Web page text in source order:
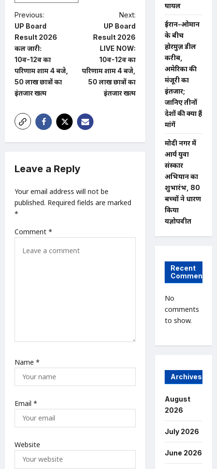
P
o
s
t
n
a
i
t
o
n
Previous:
UP Board
Result 2026
कल जारी:
10वीं-12वीं का
परिणाम शाम 4 बजे,
50 लाख छात्रों का
इंतजार खत्म
Next:
UP Board
Result 2026
LIVE NOW:
10वीं-12वीं का
परिणाम शाम 4 बजे,
50 लाख छात्रों का
इंतजार खत्म
Leave a Reply
Your email address will not be
published. Required fields are marked
*
Comment *
Name *
Email *
Website
घायल
ईरान-ओमान
के बीच
होरमुज़ डील
करीब,
अमेरिका की
मंजूरी का
इंतजार;
जानिए तीनों
देशों की क्या हैं
मांगें
मोदी नगर में
आर्य युवा
संस्कार
अभियान का
शुभारंभ, 80
बच्चों ने धारण
किया
यज्ञोपवीत
Recent
Comments
No
comments
to show.
Archives
August
2026
July 2026
June 2026